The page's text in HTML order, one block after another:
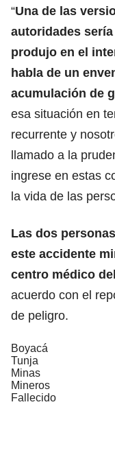
“Una de las
autoridades
produjo en el
habla de un
acumulación de
esa situación en
recurrente y
llamado a la
ingrese en estas
la vida de las
Las dos
este accidente
centro médico
acuerdo con el
de peligro.
Boyacá
Tunja
Minas
Mineros
Fallecido